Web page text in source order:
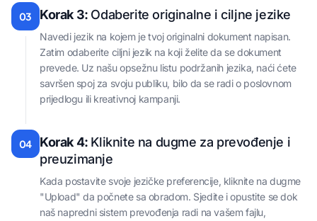
03 Korak 3: Odaberite originalne i ciljne jezike
Navedi jezik na kojem je tvoj originalni dokument napisan.
Zatim odaberite ciljni jezik na koji želite da se dokument
prevede. Uz našu opsežnu listu podržanih jezika, naći ćete
savršen spoj za svoju publiku, bilo da se radi o poslovnom
prijedlogu ili kreativnoj kampanji.
04 Korak 4: Kliknite na dugme za prevođenje i
preuzimanje
Kada postavite svoje jezičke preferencije, kliknite na dugme
"Upload" da počnete sa obradom. Sjedite i opustite se dok
naš napredni sistem prevođenja radi na vašem fajlu,